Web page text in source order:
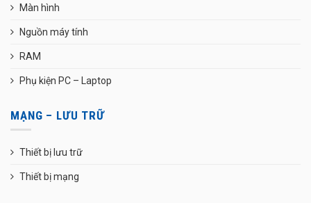
Màn hình
Nguồn máy tính
RAM
Phụ kiện PC – Laptop
MẠNG – LƯU TRỮ
Thiết bị lưu trữ
Thiết bị mạng